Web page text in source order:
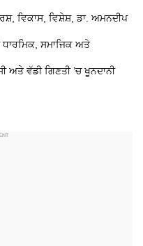
ਵਿਕਾਸ, ਵਿਸ਼ੇਸ਼, ਡਾ. ਅਮਨਦੀਪ
ਸਮਾਜਿਕ ਅਤੇ
ਅਤੇ ਵੱਡੀ ਗਿਣਤੀ ’ਚ ਖੂਨਦਾਨੀ